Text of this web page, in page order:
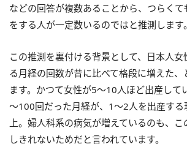
などの回答が複数あることから、つらく
をする人が一定数いるのではと推測します。
この推測を裏付ける背景として、日本人
る月経の回数が昔に比べて格段に増えた、
ます。かつて女性が5～10人ほど出産して
～100回だった月経が、1～2人を出産す
上。婦人科系の病気が増えているのも、
しきれないためだと言われています。